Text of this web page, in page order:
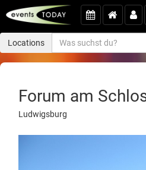
Locations
Forum am
Ludwigsburg